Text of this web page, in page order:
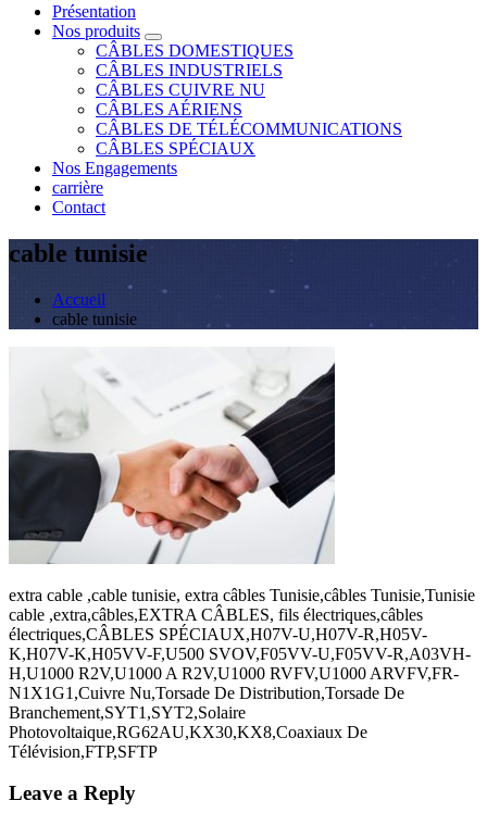
Présentation
Nos produits
CÂBLES DOMESTIQUES
CÂBLES INDUSTRIELS
CÂBLES CUIVRE NU
CÂBLES AÉRIENS
CÂBLES DE TÉLÉCOMMUNICATIONS
CÂBLES SPÉCIAUX
Nos Engagements
carrière
Contact
cable tunisie
Accueil
cable tunisie
extra cable ,cable tunisie, extra câbles Tunisie,câbles Tunisie,Tunisie
cable ,extra,câbles,EXTRA CÂBLES, fils électriques,câbles
électriques,CÂBLES SPÉCIAUX,H07V-U,H07V-R,H05V-
K,H07V-K,H05VV-F,U500 SVOV,F05VV-U,F05VV-R,A03VH-
H,U1000 R2V,U1000 A R2V,U1000 RVFV,U1000 ARVFV,FR-
N1X1G1,Cuivre Nu,Torsade De Distribution,Torsade De
Branchement,SYT1,SYT2,Solaire
Photovoltaique,RG62AU,KX30,KX8,Coaxiaux De
Télévision,FTP,SFTP
Leave a Reply